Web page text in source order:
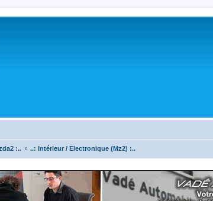
:.. ..: Intérieur / Electronique (Mz2) :..